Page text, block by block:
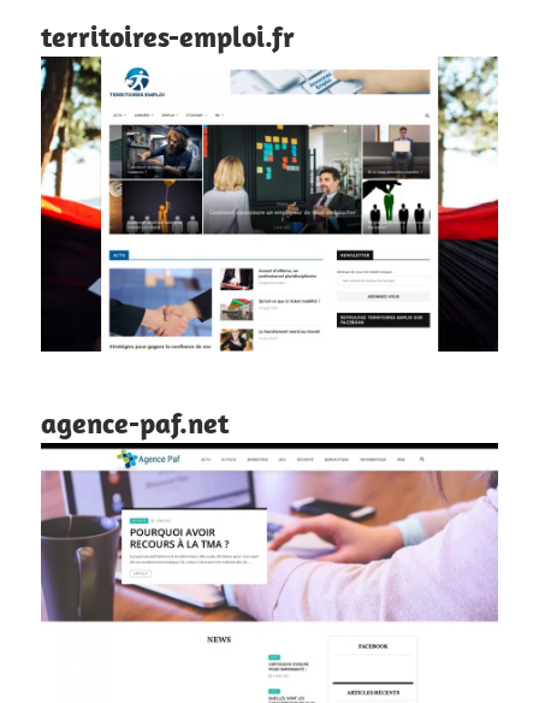
territoires-emploi.fr
agence-paf.net